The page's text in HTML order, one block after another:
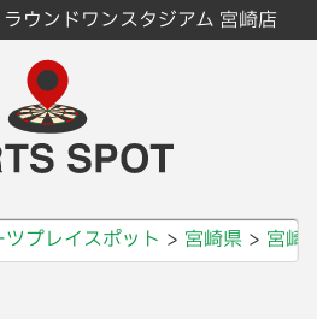
ウンドワンスタジアム 宮崎店
ツプレイスポット 宮崎県 宮崎